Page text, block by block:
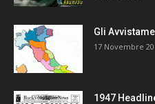
Gli
17 Novembre
1947